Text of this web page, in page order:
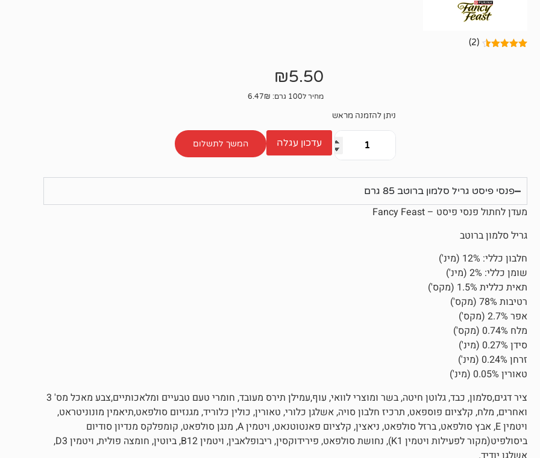
(2)
₪5.50
מחיר ל100 גרם: 6.47₪
ניתן להזמנה מראש
עדכון עגלה המשך לתשלום
פנסי פיסט גריל סלמון ברוטב 85 גרם
מעדן לחתול פנסי פיסט – Fancy Feast
גריל סלמון ברוטב
חלבון כללי: 12% (מינ')
שומן כללי: 2% (מינ')
תאית כללית 1.5% (מקס')
רטיבות 78% (מקס')
אפר 2.7% (מקס')
מלח 0.74% (מקס')
סידן 0.27% (מינ')
זרחן 0.24% (מינ')
טאורין 0.05% (מינ')
ציר דגים,סלמון, כבד, גלוטן חיטה, בשר ומוצרי לוואי, עוף,עמילן תירס מעובד, חומרי טעם טבעיים ומלאכותיים,צבע מאכל מס' 3
ואחרים, מלח, קלציום פוספאט, תרכיז חלבון סויה, אשלגן כלורי, טאורין, כולין כלוריד, מגנזיום סולפאט,תיאמין מונוניטראט,
ויטמין E, אבץ סולפאט, ברזל סולפאט, ניאצין, קלציום פאנטוטנאט, ויטמין A, מנגן סולפאט, קומפלקס מנדיון סודיום
ביסולפיט(מקור לפעילות ויטמין K1), נחושת סולפאט, פירידוקסין, ריבופלאבין, ויטמין B12, ביוטין, חומצה פולית, ויטמין D3,